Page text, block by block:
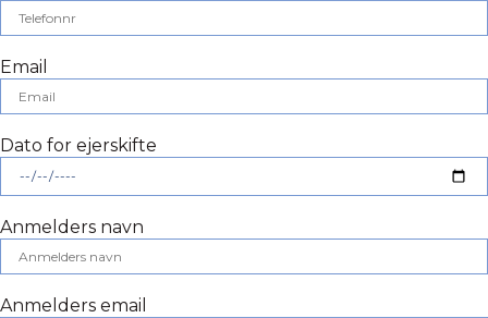
Email
Dato for ejerskifte
Anmelders navn
Anmelders email